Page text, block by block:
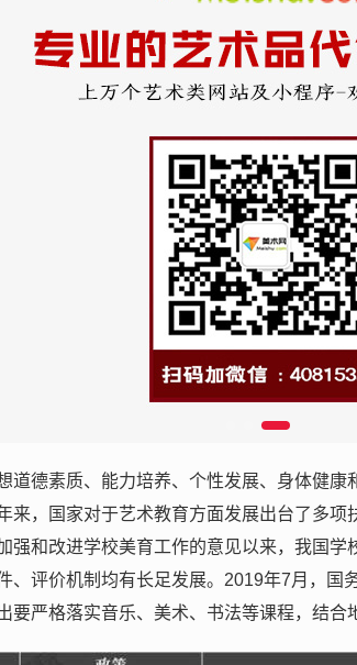
道德素质、能力培养、个性发展、身体健
来，国家对于艺术教育方面发展出台了多
强和改进学校美育工作的意见以来，我国
、评价机制均有长足发展。2019年7月，国
要严格落实音乐、美术、书法等课程，结合